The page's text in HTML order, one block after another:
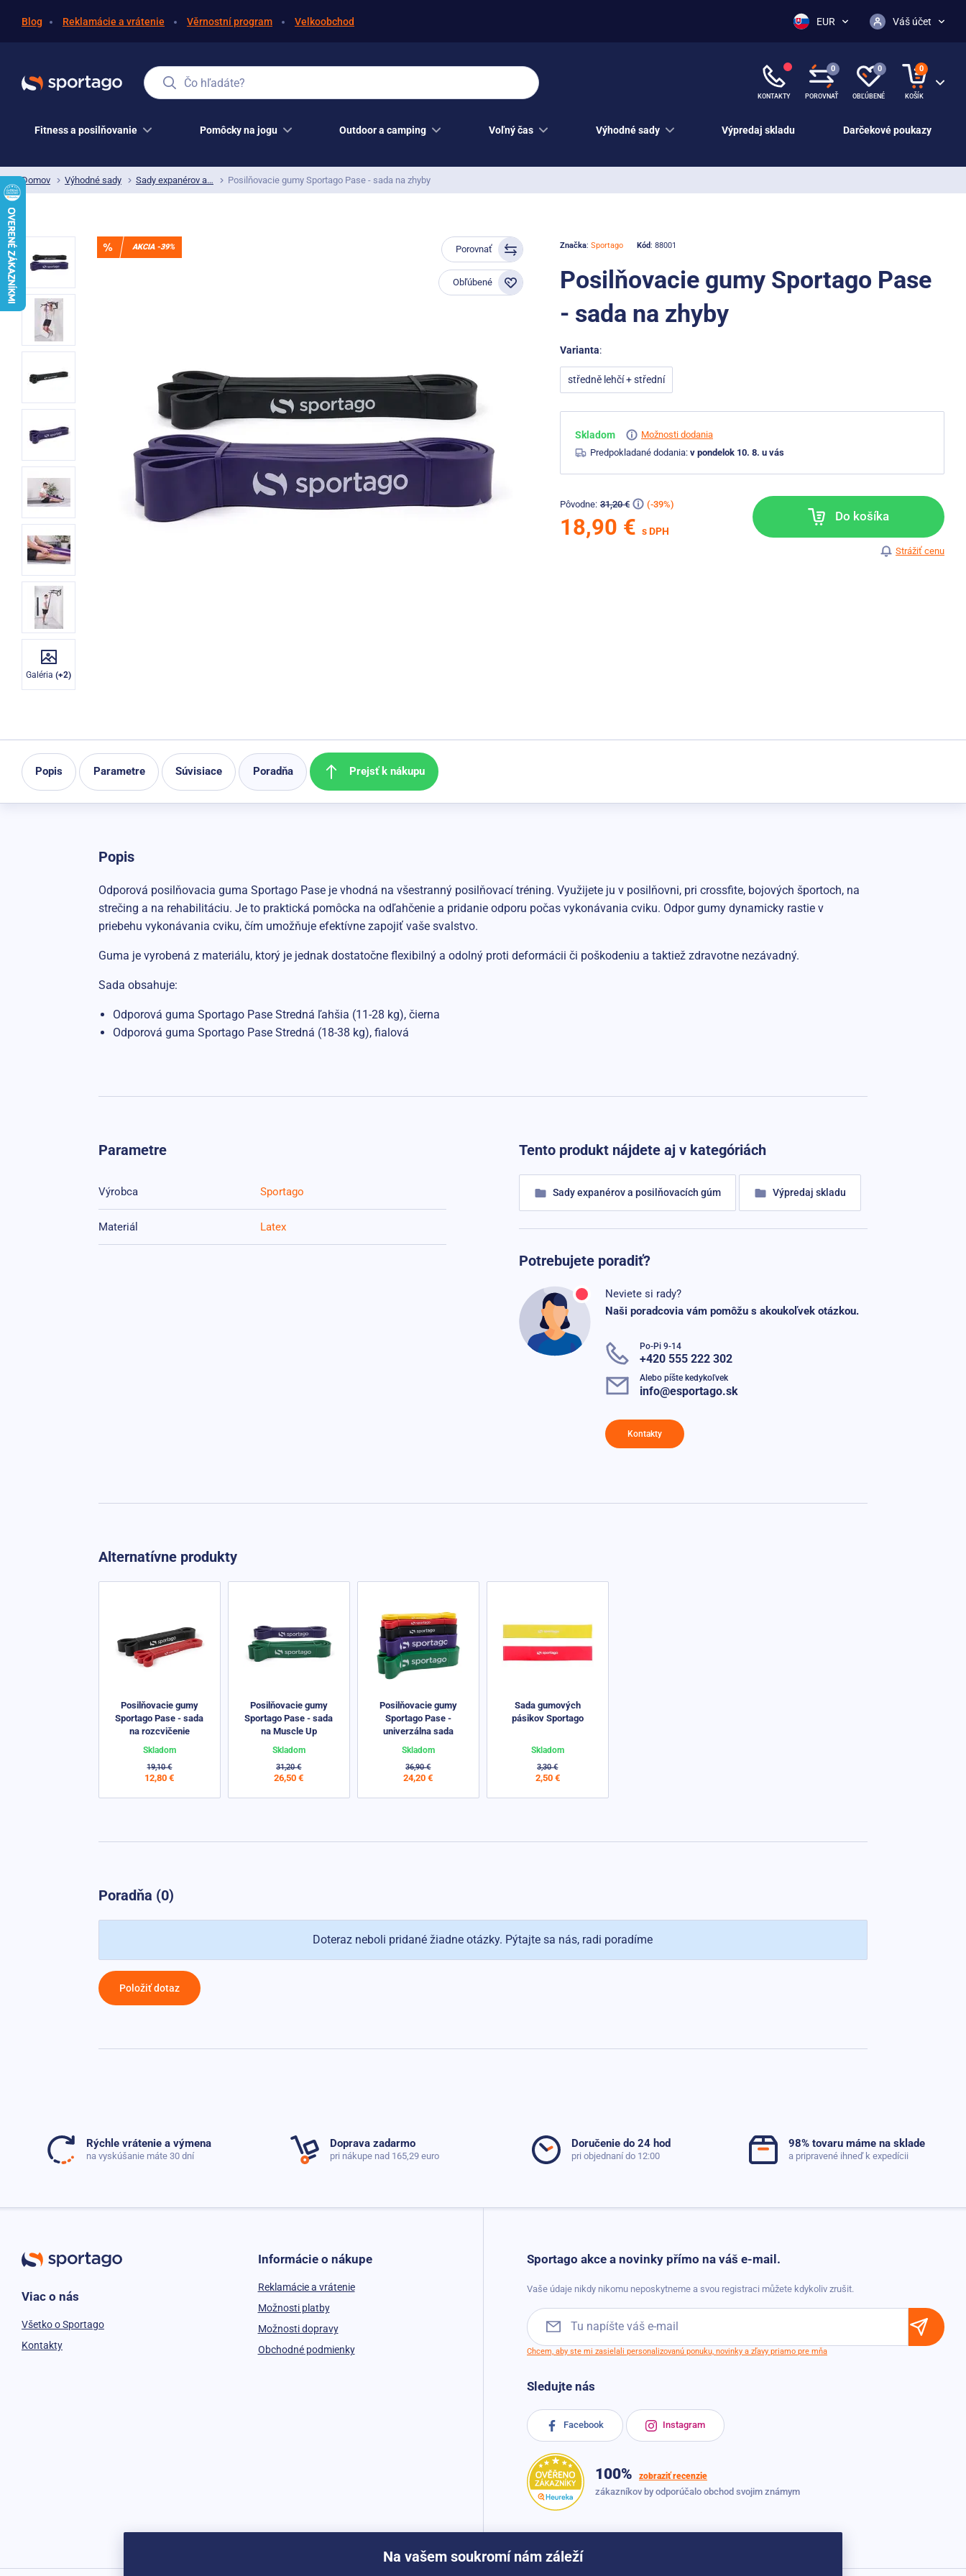
Blog Reklamácie a vrátenie Věrnostní program Velkoobchod EUR Váš účet
KONTAKTY
0
POROVNAŤ
0
OBĽÚBENÉ
0
KOŠÍK
Čo hľadáte?
Fitness a posilňovanie Pomôcky na jogu Outdoor a camping Voľný čas Výhodné sady Výpredaj skladu Darčekové poukazy
Domov Výhodné sady Sady expanérov a… Posilňovacie gumy Sportago Pase - sada na zhyby
Značka: Sportago Kód: 88001
Posilňovacie gumy Sportago Pase
- sada na zhyby
Varianta:
středně lehčí + střední
Skladom
Možnosti dodania
Predpokladané dodania: v pondelok 10. 8. u vás
Pôvodne: 31,20 € (-39%)
18,90 € s DPH
Do košíka
Strážiť cenu
Galéria (+2)
AKCIA -39% Porovnať
Obľúbené
Popis Parametre Súvisiace Poradňa Prejsť k nákupu
Popis
Odporová posilňovacia guma Sportago Pase je vhodná na všestranný posilňovací tréning. Využijete ju v posilňovni, pri crossfite, bojových športoch, na
strečing a na rehabilitáciu. Je to praktická pomôcka na odľahčenie a pridanie odporu počas vykonávania cviku. Odpor gumy dynamicky rastie v
priebehu vykonávania cviku, čím umožňuje efektívne zapojiť vaše svalstvo.
Guma je vyrobená z materiálu, ktorý je jednak dostatočne flexibilný a odolný proti deformácii či poškodeniu a taktiež zdravotne nezávadný.
Sada obsahuje:
Odporová guma Sportago Pase Stredná ľahšia (11-28 kg), čierna
Odporová guma Sportago Pase Stredná (18-38 kg), fialová
Parametre
Výrobca Sportago
Materiál Latex
Tento produkt nájdete aj v kategóriách
Sady expanérov a posilňovacích gúm Výpredaj skladu
Potrebujete poradiť?
Neviete si rady?
Naši poradcovia vám pomôžu s akoukoľvek otázkou.
Po-Pi 9-14
+420 555 222 302
Alebo píšte kedykoľvek
info@esportago.sk
Kontakty
Alternatívne produkty
Posilňovacie gumy
Sportago Pase - sada
na rozcvičenie
19,10 €
12,80 €
Skladom
Posilňovacie gumy
Sportago Pase - sada
na Muscle Up
31,20 €
26,50 €
Skladom
Posilňovacie gumy
Sportago Pase -
univerzálna sada
36,90 €
24,20 €
Skladom
Sada gumových
pásikov Sportago
3,30 €
2,50 €
Skladom
Poradňa (0)
Doteraz neboli pridané žiadne otázky. Pýtajte sa nás, radi poradíme
Položiť dotaz
Rýchle vrátenie a výmena
na vyskúšanie máte 30 dní
Doprava zadarmo
pri nákupe nad 165,29 euro
Doručenie do 24 hod
pri objednaní do 12:00
98% tovaru máme na sklade
a pripravené ihneď k expedícii
Viac o nás
Všetko o Sportago
Kontakty
Informácie o nákupe
Reklamácie a vrátenie
Možnosti platby
Možnosti dopravy
Obchodné podmienky
Sportago akce a novinky přímo na váš e-mail.
Vaše údaje nikdy nikomu neposkytneme a svou registraci můžete kdykoliv zrušit.
Chcem, aby ste mi zasielali personalizovanú ponuku, novinky a zľavy priamo pre mňa
100% zobraziť recenzie
zákazníkov by odporúčalo obchod svojim známym
Sledujte nás
Facebook Instagram
Na vašem soukromí nám záleží